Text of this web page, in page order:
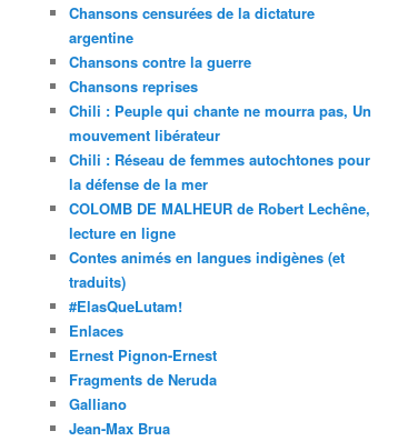
Chansons censurées de la dictature
argentine
Chansons contre la guerre
Chansons reprises
Chili : Peuple qui chante ne mourra pas, Un
mouvement libérateur
Chili : Réseau de femmes autochtones pour
la défense de la mer
COLOMB DE MALHEUR de Robert Lechêne,
lecture en ligne
Contes animés en langues indigènes (et
traduits)
#ElasQueLutam!
Enlaces
Ernest Pignon-Ernest
Fragments de Neruda
Galliano
Jean-Max Brua